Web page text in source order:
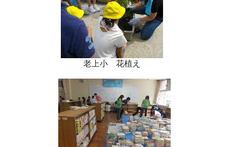
老上小 花植え